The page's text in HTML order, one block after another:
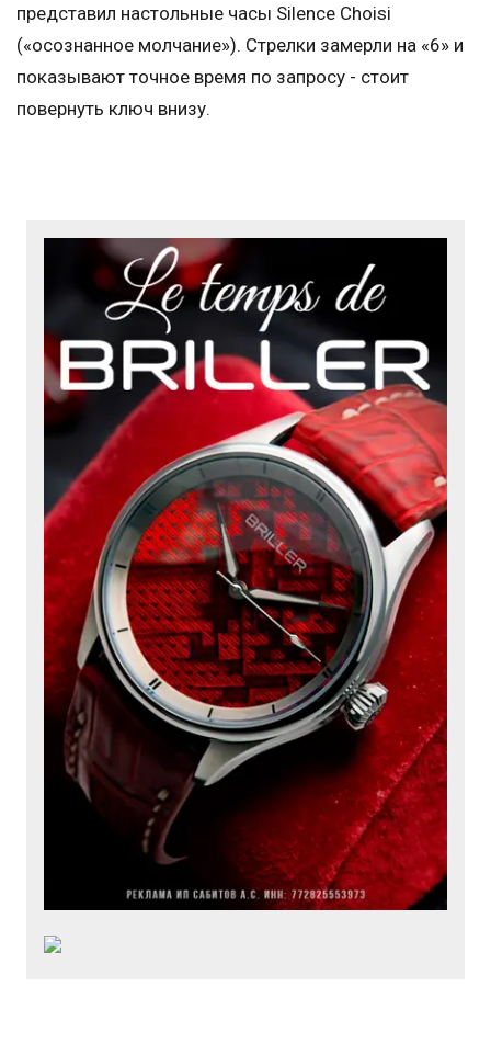
представил настольные часы Silence Choisi
(«осознанное молчание»). Стрелки замерли на «6» и
показывают точное время по запросу - стоит
повернуть ключ внизу.